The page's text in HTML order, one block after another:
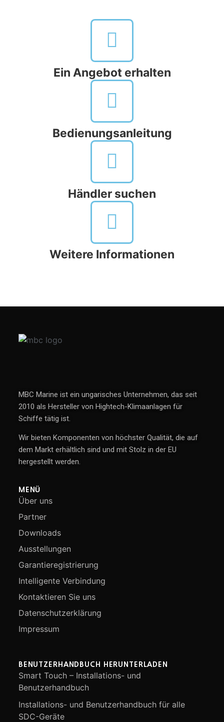
Ein Angebot erhalten
Bedienungsanleitung
Händler suchen
Weitere Informationen
MBC Marine ist ein ungarisches Unternehmen, das seit
2010 als Hersteller von Hightech-Klimaanlagen für
Schiffe tätig ist.
Wir bieten Komponenten von höchster Qualität, die auf
dem Markt erhältlich sind und mit Stolz in der EU
hergestellt werden.
MENÜ
Über uns
Partner
Downloads
Ausstellungen
Garantieregistrierung
Intelligente Verbindung
Kontaktieren Sie uns
Datenschutzerklärung
Impressum
BENUTZERHANDBUCH HERUNTERLADEN
Smart Touch – Installations- und
Benutzerhandbuch
Installations- und Benutzerhandbuch für alle
SDC-Geräte